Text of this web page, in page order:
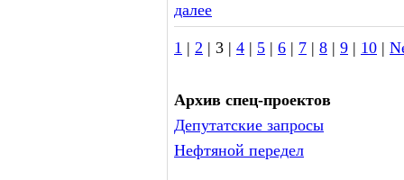
далее
1 | 2 | 3 | 4 | 5 | 6 | 7 | 8 | 9 | 10 |
Архив спец-проектов
Депутатские запросы
Нефтяной передел